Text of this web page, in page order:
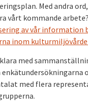
Med andra
vårt kommande arbete?
av vår information
inom
med
med flera